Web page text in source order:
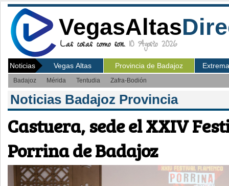
VegasAltas
Las cosas como son. 10 Agosto 2026
Noticias Vegas Altas Provincia de Badajoz
Badajoz Mérida Tentudia Zafra-Bodión
Noticias Badajoz Provincia
Castuera, sede el XXIV
Porrina de Badajoz